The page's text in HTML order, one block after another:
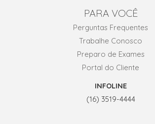
PARA VOCÊ
Perguntas Frequentes
Trabalhe Conosco
Preparo de Exames
Portal do Cliente
INFOLINE
(16) 3519-4444